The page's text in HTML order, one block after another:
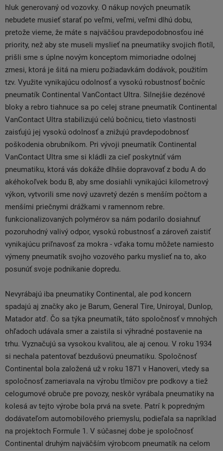
hluk generovaný od vozovky. O nákup nových pneumatík
nebudete musieť starať po veľmi, veľmi, veľmi dlhú dobu,
pretože vieme, že máte s najväčšou pravdepodobnosťou iné
priority, než aby ste museli myslieť na pneumatiky svojich flotíl,
prišli sme s úplne novým konceptom mimoriadne odolnej
zmesi, ktorá je šitá na mieru požiadavkám dodávok, použitím
tzv. Využite vynikajúcu odolnosť a vysokú robustnosť bočníc
pneumatík Continental VanContact Ultra. Silnejšie dezénové
bloky a rebro tiahnuce sa po celej strane pneumatík Continental
VanContact Ultra stabilizujú celú bočnicu, tieto vlastnosti
zaisťujú jej vysokú odolnosť a znižujú pravdepodobnosť
poškodenia obrubníkom. Pri vývoji pneumatík Continental
VanContact Ultra sme si kládli za cieľ poskytnúť vám
pneumatiku, ktorá vás dokáže dlhšie dopravovať z bodu A do
akéhokoľvek bodu B, aby sme dosiahli vynikajúci kilometrový
výkon, vytvorili sme nový uzavretý dezén s menším počtom a
menšími priečnymi drážkami v ramennom rebre.
funkcionalizovaných polymérov sa nám podarilo dosiahnuť
pozoruhodný valivý odpor, vysokú robustnosť a zároveň zaistiť
vynikajúcu priľnavosť za mokra - vďaka tomu môžete namiesto
výmeny pneumatík svojho vozového parku myslieť na to, ako
posunúť svoje podnikanie dopredu.
Nevyrábajú iba pneumatiky Continental, ale pod koncern
spadajú aj značky ako je Barum, General Tire, Uniroyal, Dunlop,
Matador atď. Čo sa týka pneumatík, táto spoločnosť v mnohých
ohľadoch udávala smer a zaistila si výhradné postavenie na
trhu. Vyznačujú sa vysokou kvalitou, ale aj cenou. V roku 1934
si nechala patentovať bezdušovú pneumatiku. Spoločnosť
Continental bola založená už v roku 1871 v Hanoveri, vtedy sa
spoločnosť zameriavala na výrobu tlmičov pre podkovy a tiež
celogumové obruče pre povozy, neskôr vyrábala pneumatiky na
kolesá av tejto výrobe bola prvá na svete. Patrí k popredným
dodávateľom automobilového priemyslu, podieľala sa napríklad
na projektoch Formule 1. V súčasnej dobe je spoločnosť
Continental druhým najväčším výrobcom pneumatík na celom